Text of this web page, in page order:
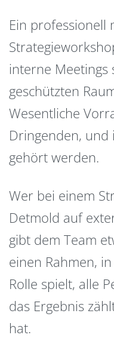
Ein professionell
interne Meetings
geschützten
Wesentliche
Dringenden, und
gehört werden.
Wer bei einem
Detmold auf
gibt dem Team
einen Rahmen,
Rolle spielt, alle
das Ergebnis
hat.